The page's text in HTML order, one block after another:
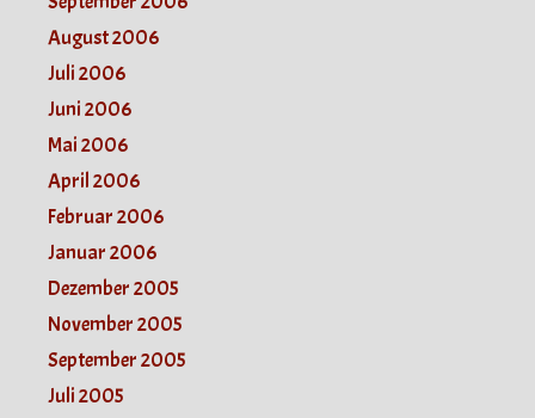
August 2006
Juli 2006
Juni 2006
Mai 2006
April 2006
Februar 2006
Januar 2006
Dezember 2005
November 2005
September 2005
Juli 2005